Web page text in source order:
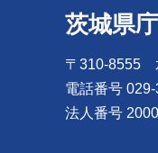
茨城県庁
〒310-8555
電話番号
法人番号